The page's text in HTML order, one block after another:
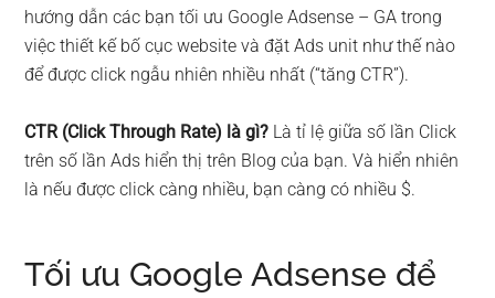
hướng dẫn các bạn tối ưu Google Adsense – GA trong
việc thiết kế bố cục website và đặt Ads unit như thế nào
để được click ngẫu nhiên nhiều nhất (“tăng CTR”).
CTR (Click Through Rate) là gì? Là tỉ lệ giữa số lần Click
trên số lần Ads hiển thị trên Blog của bạn. Và hiển nhiên
là nếu được click càng nhiều, bạn càng có nhiều $.
Tối ưu Google Adsense để